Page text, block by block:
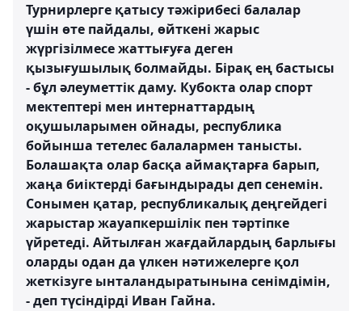
Турнирлерге қатысу тәжірибесі балалар
үшін өте пайдалы, өйткені жарыс
жүргізілмесе жаттығуға деген
қызығушылық болмайды. Бірақ ең бастысы
- бұл әлеуметтік даму. Кубокта олар спорт
мектептері мен интернаттардың
оқушыларымен ойнады, республика
бойынша тетелес балалармен танысты.
Болашақта олар басқа аймақтарға барып,
жаңа биіктерді бағындырады деп сенемін.
Сонымен қатар, республикалық деңгейдегі
жарыстар жауапкершілік пен тәртіпке
үйретеді. Айтылған жағдайлардың барлығы
оларды одан да үлкен нәтижелерге қол
жеткізуге ынталандыратынына сенімдімін,
- деп түсіндірді Иван Гайна.